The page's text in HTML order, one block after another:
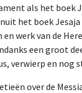
als het boek
het boek
en werk van de
een groot
verwierp en nog
over de